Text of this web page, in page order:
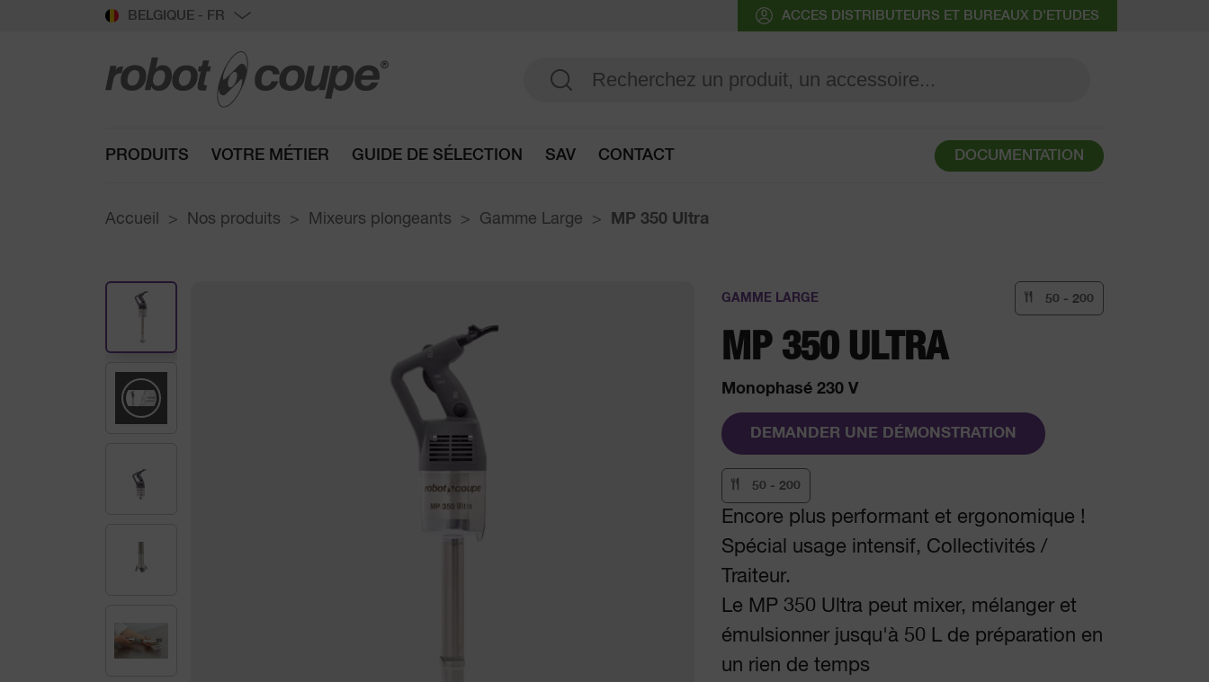
BELGIQUE - FR ACCES DISTRIBUTEURS ET BUREAUX D'ETUDES
PRODUITS VOTRE MÉTIER GUIDE DE SÉLECTION SAV CONTACT DOCUMENTATION
Accueil Nos produits Mixeurs plongeants Gamme Large MP 350 Ultra
GAMME LARGE 50 - 200
MP 350 ULTRA
Monophasé 230 V
DEMANDER UNE DÉMONSTRATION
50 - 200
Encore plus performant et ergonomique !
Spécial usage intensif, Collectivités /
Traiteur.
Le MP 350 Ultra peut mixer, mélanger et
émulsionner jusqu'à 50 L de préparation en
un rien de temps
Accès au guide de sélection